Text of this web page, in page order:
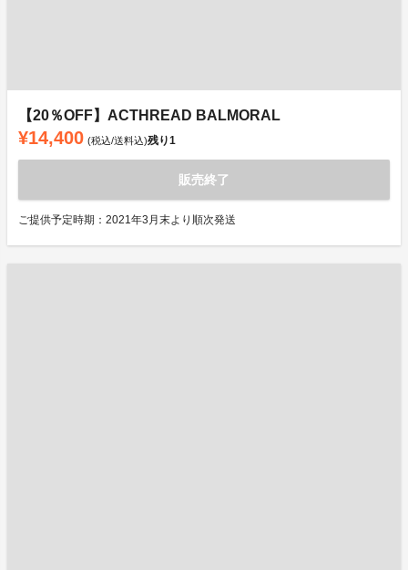
【20％OFF】ACTHREAD BALMORAL
¥14,400 (税込/送料込)残り1
販売終了
ご提供予定時期：2021年3月末より順次発送